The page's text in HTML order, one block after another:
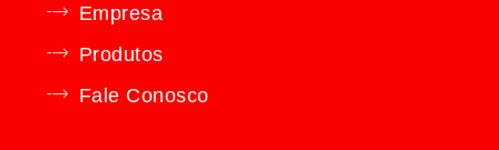
Empresa
Produtos
Fale Conosco